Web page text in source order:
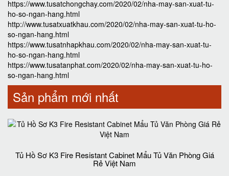
https://www.tusatchongchay.com/2020/02/nha-may-san-xuat-tu-
ho-so-ngan-hang.html
http://www.tusatxuatkhau.com/2020/02/nha-may-san-xuat-tu-ho-
so-ngan-hang.html
https://www.tusatnhapkhau.com/2020/02/nha-may-san-xuat-tu-
ho-so-ngan-hang.html
https://www.tusatanphat.com/2020/02/nha-may-san-xuat-tu-ho-
so-ngan-hang.html
Sản phẩm mới nhất
Tủ Hồ Sơ K3 Fire Resistant Cabinet Mẩu Tủ Văn Phòng Giá
Rẻ Việt Nam